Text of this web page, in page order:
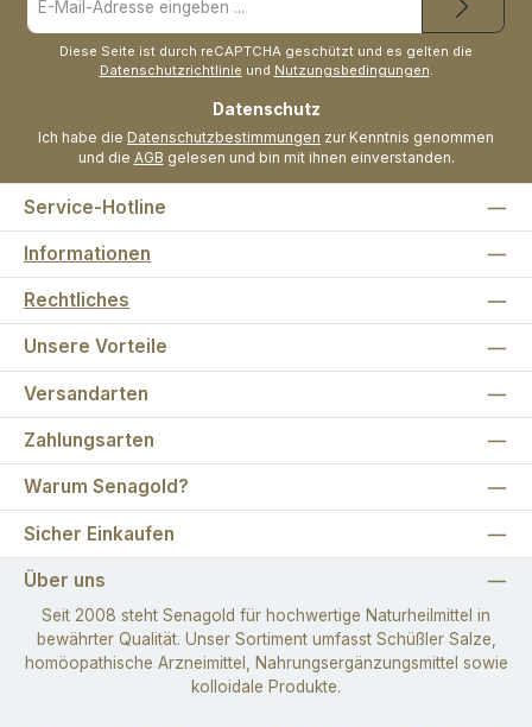
Mail-
Adresse
Diese Seite ist durch reCAPTCHA geschützt und es gelten die
Datenschutzrichtlinie und Nutzungsbedingungen.
Datenschutz
Ich habe die Datenschutzbestimmungen zur Kenntnis genommen
und die AGB gelesen und bin mit ihnen einverstanden.
Service-Hotline
Informationen
Rechtliches
Unsere Vorteile
Versandarten
Zahlungsarten
Warum Senagold?
Sicher Einkaufen
Über uns
Seit 2008 steht Senagold für hochwertige Naturheilmittel in
bewährter Qualität. Unser Sortiment umfasst Schüßler Salze,
homöopathische Arzneimittel, Nahrungsergänzungsmittel sowie
kolloidale Produkte.